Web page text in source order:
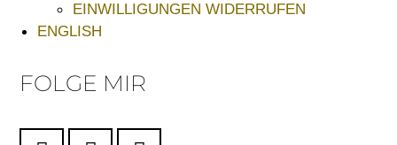
EINWILLIGUNGEN WIDERRUFEN
ENGLISH
FOLGE MIR